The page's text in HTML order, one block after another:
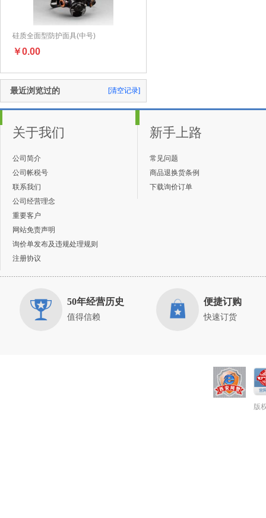
硅质全面型防护面具(中号)
￥0.00
最近浏览过的 [清空记录]
关于我们
公司简介
公司帐税号
联系我们
公司经营理念
重要客户
网站免责声明
询价单发布及违规处理规则
注册协议
新手上路
常见问题
商品退换货条例
下载询价订单
50年经营历史
值得信赖
便捷订购
快速订货
版